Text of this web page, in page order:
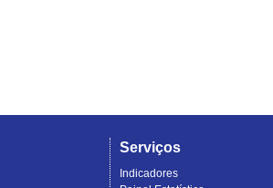
Serviços
Indicadores